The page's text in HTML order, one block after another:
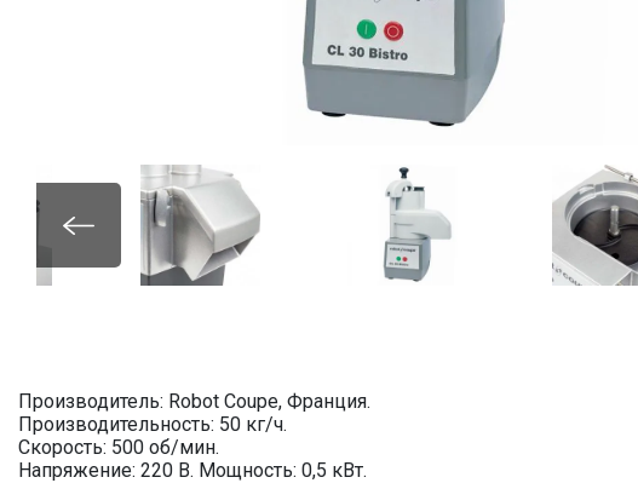
Производитель: Robot Coupe, Франция.
Производительность: 50 кг/ч.
Скорость: 500 об/мин.
Напряжение: 220 В. Мощность: 0,5 кВт.